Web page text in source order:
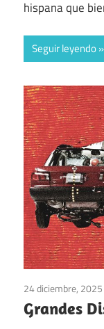
hispana que
Seguir leyendo
24 diciembre, 2025
Grandes